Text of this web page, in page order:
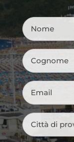
Nome
Cognome
Email
Città
di